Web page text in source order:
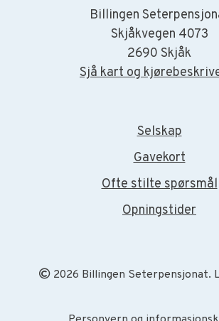
Billingen
Skjåkvegen 4073
2690 Skjåk
Sjå kart og
Selskap
Gavekort
Ofte stilte spørsmål
Opningstider
2026 Billingen Seterpensjonat.